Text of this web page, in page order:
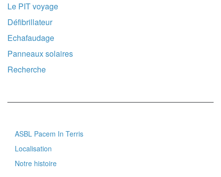
Le PIT voyage
Défibrillateur
Echafaudage
Panneaux solaires
Recherche
Footer
menu
ASBL Pacem In Terris
Localisation
Notre histoire